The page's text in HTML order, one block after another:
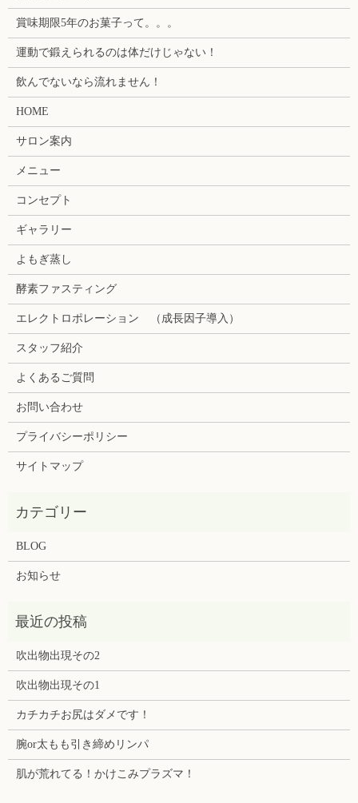
賞味期限5年のお菓子って。。。
運動で鍛えられるのは体だけじゃない！
飲んでないなら流れません！
HOME
サロン案内
メニュー
コンセプト
ギャラリー
よもぎ蒸し
酵素ファスティング
エレクトロポレーション （成長因子導入）
スタッフ紹介
よくあるご質問
お問い合わせ
プライバシーポリシー
サイトマップ
BLOG
お知らせ
吹出物出現その2
吹出物出現その1
カチカチお尻はダメです！
腕or太もも引き締めリンパ
肌が荒れてる！かけこみプラズマ！